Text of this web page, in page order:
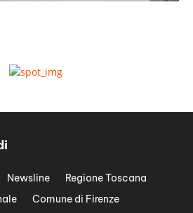
Newsline
Regione Toscana
Comune di Firenze